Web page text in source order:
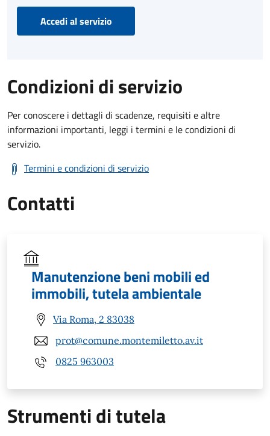
Accedi al servizio
Condizioni di servizio
Per conoscere i dettagli di scadenze, requisiti e altre
informazioni importanti, leggi i termini e le condizioni di
servizio.
Termini e condizioni di servizio
Contatti
Manutenzione beni mobili ed
immobili, tutela ambientale
Via Roma, 2 83038
prot@comune.montemiletto.av.it
0825 963003
Strumenti di tutela